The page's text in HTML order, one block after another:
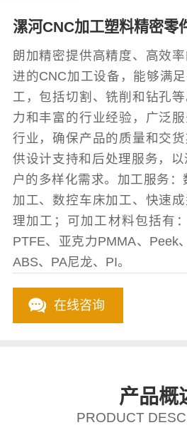
漯河CNC加工塑料精密零
朗加精密提供高精度、高效
进的CNC加工设备，能够满
工，包括切割、铣削和钻孔
力和丰富的行业经验，广泛
行业，确保产品的质量和交
供设计支持和后处理服务，
户的多样化需求。加工服务
加工、数控车床加工、快速
理加工；可加工材料包括有
PTFE、亚克力PMMA、Peek
ABS、PA尼龙、PI。
在线咨询
产品概
PRODUCT